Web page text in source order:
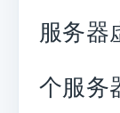
服务器
个服务